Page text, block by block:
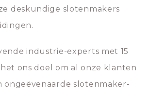
deskundige slotenmakers
industrie-experts met 15
ons doel om al onze klanten
ongeëvenaarde slotenmaker-